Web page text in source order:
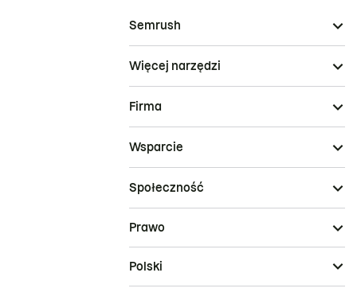
Semrush
Więcej narzędzi
Firma
Wsparcie
Społeczność
Prawo
Polski